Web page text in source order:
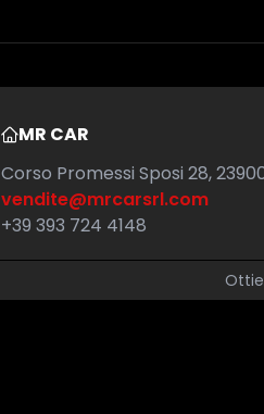
MR CAR
Corso Promessi Sposi 28,
vendite@mrcarsrl.com
+39 393 724 4148